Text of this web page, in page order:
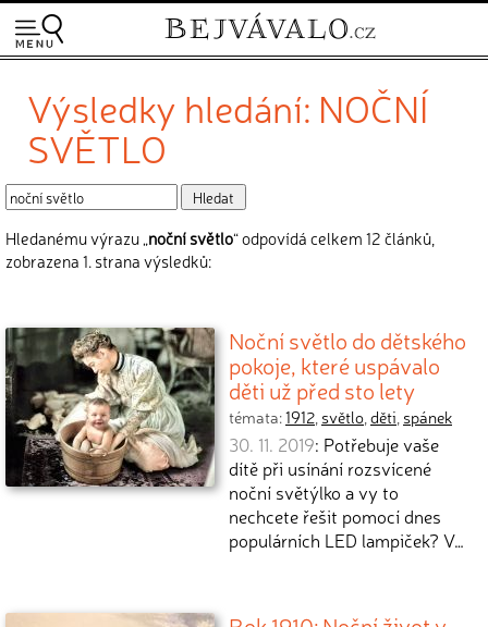
Výsledky hledání: NOČNÍ
SVĚTLO
Hledanému výrazu „noční světlo“ odpovídá celkem 12 článků,
zobrazena 1. strana výsledků:
Noční světlo do dětského
pokoje, které uspávalo
děti už před sto lety
témata:1912, světlo,děti, spánek
30. 11. 2019: Potřebuje vaše
dítě při usínání rozsvícené
noční světýlko a vy to
nechcete řešit pomocí dnes
populárních LED lampiček? V…